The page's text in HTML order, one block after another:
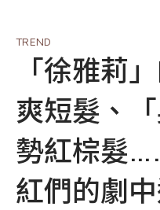
TREND
「徐雅莉
爽短髮、
勢紅棕髮
紅們的劇